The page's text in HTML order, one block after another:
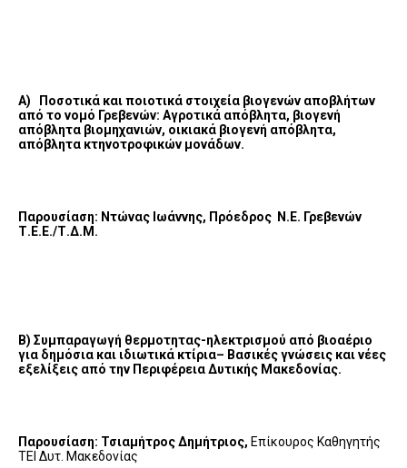
Α) Ποσοτικά και ποιοτικά στοιχεία βιογενών αποβλήτων
από το νομό Γρεβενών: Αγροτικά απόβλητα, βιογενή
απόβλητα βιομηχανιών, οικιακά βιογενή απόβλητα,
απόβλητα κτηνοτροφικών μονάδων.
Παρουσίαση: Ντώνας Ιωάννης, Πρόεδρος Ν.Ε. Γρεβενών
Τ.Ε.Ε./Τ.Δ.Μ.
Β) Συμπαραγωγή θερμοτητας-ηλεκτρισμού από βιοαέριο
για δημόσια και ιδιωτικά κτίρια– Βασικές γνώσεις και νέες
εξελίξεις από την Περιφέρεια Δυτικής Μακεδονίας.
Παρουσίαση: Τσιαμήτρος Δημήτριος, Επίκουρος Καθηγητής
ΤΕΙ Δυτ. Μακεδονίας